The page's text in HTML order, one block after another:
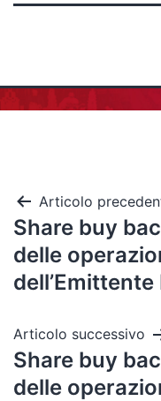
Articolo
Share buy
delle
Articolo successivo
Share buy
delle